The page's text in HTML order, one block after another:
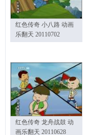
红色传奇 小八路 动画
乐翻天 20110702
红色传奇 龙舟战鼓 动
画乐翻天 20110628